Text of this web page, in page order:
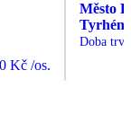
Kč /os.
Město
Doba